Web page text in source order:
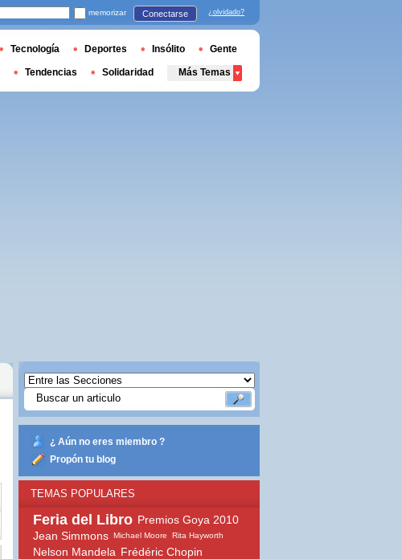
¿ Aún no eres miembro ?
Propón tu blog
TEMAS POPULARES
Feria del Libro Premios Goya 2010
Jean Simmons Michael Moore Rita Hayworth
Nelson Mandela Frédéric Chopin
memorizar Conectarse ¿olvidado?
Tecnología Deportes Insólito Gente
Tendencias Solidaridad Más Temas